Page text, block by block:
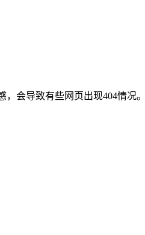
会导致有些网页出现404情况。